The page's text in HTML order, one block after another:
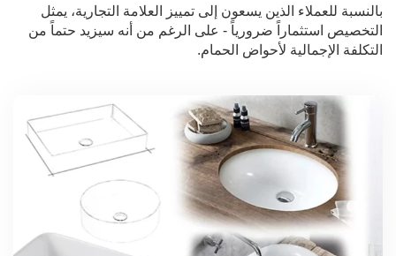
بالنسبة للعملاء الذين يسعون إلى تمييز العلامة التجارية، يمثل
التخصيص استثماراً ضرورياً - على الرغم من أنه سيزيد حتماً من
التكلفة الإجمالية لأحواض الحمام.